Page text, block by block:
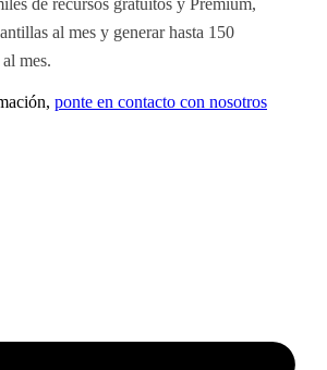
de recursos gratuitos y Premium,
al mes y generar hasta 150
mes.
ponte en contacto con nosotros